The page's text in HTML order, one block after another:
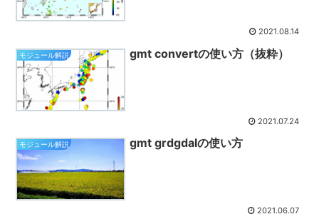
2021.08.14
モジュール解説 gmt convertの使い方（抜粋）
2021.07.24
モジュール解説 gmt grdgdalの使い方
2021.06.07